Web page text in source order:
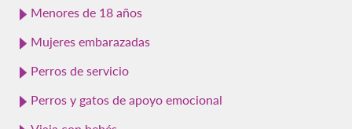
Menores de 18 años
Mujeres embarazadas
Perros de servicio
Perros y gatos de apoyo emocional